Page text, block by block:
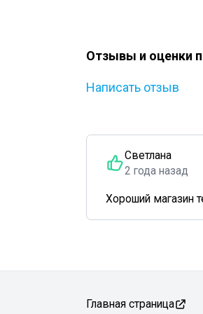
Отзывы и оценки
Написать отзыв
Светлана
2 года назад
Хороший магазин
Главная страница